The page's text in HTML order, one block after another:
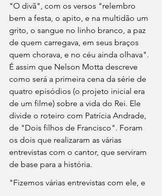
"O divã", com os versos "relembro
bem a festa, o apito, e na multidão um
grito, o sangue no linho branco, a paz
de quem carregava, em seus braços
quem chorava, e no céu ainda olhava".
É assim que Nelson Motta descreve
como será a primeira cena da série de
quatro episódios (o projeto inicial era
de um filme) sobre a vida do Rei. Ele
divide o roteiro com Patrícia Andrade,
de "Dois filhos de Francisco". Foram
os dois que realizaram as várias
entrevistas com o cantor, que serviram
de base para a história.
"Fizemos várias entrevistas com ele, e